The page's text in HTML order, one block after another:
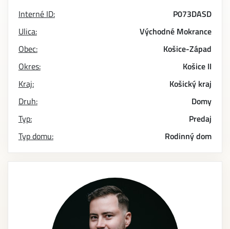
Interné ID:
P073DASD
Ulica:
Východné Mokrance
Obec:
Košice-Západ
Okres:
Košice II
Kraj:
Košický kraj
Druh:
Domy
Typ:
Predaj
Typ domu:
Rodinný dom